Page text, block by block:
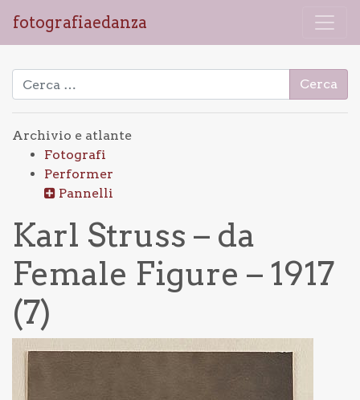
fotografiaedanza
Ricerca per:
Archivio e atlante
Fotografi
Performer
Pannelli
Karl Struss – da
Female Figure – 1917
(7)